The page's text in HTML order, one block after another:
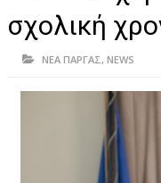
ΠΡΕΒΕΖΑ
ΙΩΑΝΝΙΝΑ
ΘΕΣΠΡΩΤΙΑ
ΙΟΝΙΑ ΝΗΣΙΑ
σχολική
ΝΕΑ ΠΑΡΓΑΣ, NEWS